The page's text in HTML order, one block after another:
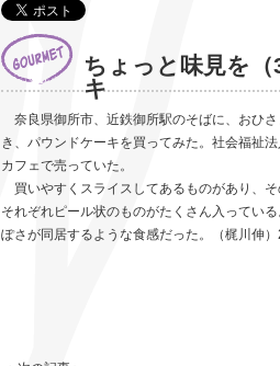
ちょっと味見を
キ
奈良県御所市、近鉄御所駅のそばに、おひ
き、パウンドケーキを買ってみた。社会福祉
カフェで売っていた。
買いやすくスライスしてあるものがあり、そ
それぞれピール状のものがたくさん入ってい
ぽさが同居するような食感だった。（梶川伸